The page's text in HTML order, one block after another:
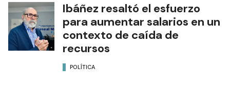
Ibáñez resaltó el esfuerzo
para aumentar salarios en un
contexto de caída de
recursos
POLÍTICA